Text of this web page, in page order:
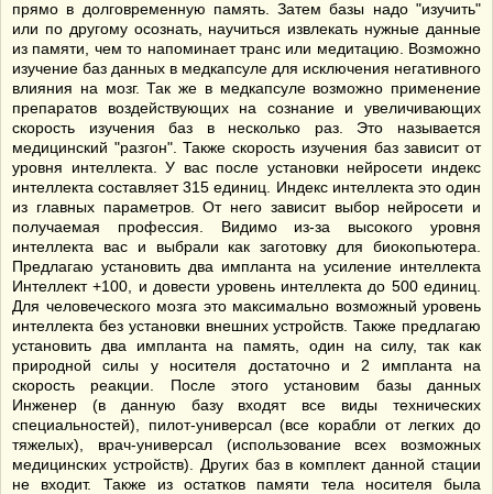
прямо в долговременную память. Затем базы надо "изучить"
или по другому осознать, научиться извлекать нужные данные
из памяти, чем то напоминает транс или медитацию. Возможно
изучение баз данных в медкапсуле для исключения негативного
влияния на мозг. Так же в медкапсуле возможно применение
препаратов воздействующих на сознание и увеличивающих
скорость изучения баз в несколько раз. Это называется
медицинский "разгон". Также скорость изучения баз зависит от
уровня интеллекта. У вас после установки нейросети индекс
интеллекта составляет 315 единиц. Индекс интеллекта это один
из главных параметров. От него зависит выбор нейросети и
получаемая профессия. Видимо из-за высокого уровня
интеллекта вас и выбрали как заготовку для биокопьютера.
Предлагаю установить два импланта на усиление интеллекта
Интеллект +100, и довести уровень интеллекта до 500 единиц.
Для человеческого мозга это максимально возможный уровень
интеллекта без установки внешних устройств. Также предлагаю
установить два импланта на память, один на силу, так как
природной силы у носителя достаточно и 2 импланта на
скорость реакции. После этого установим базы данных
Инженер (в данную базу входят все виды технических
специальностей), пилот-универсал (все корабли от легких до
тяжелых), врач-универсал (использование всех возможных
медицинских устройств). Других баз в комплект данной стации
не входит. Также из остатков памяти тела носителя была